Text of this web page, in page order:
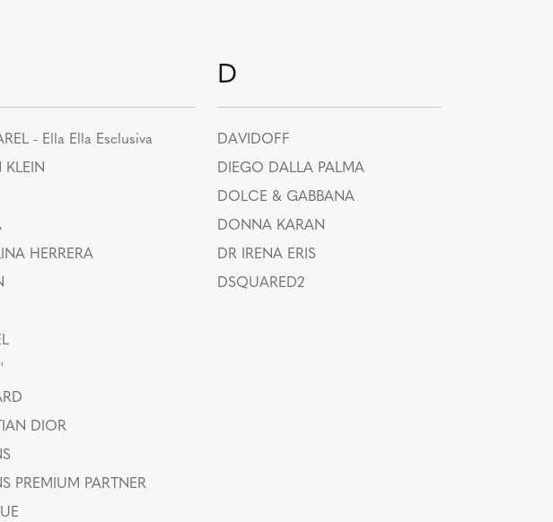
- Ella Ella Esclusiva
KLEIN
HERRERA
DIOR
PREMIUM PARTNER
D
DAVIDOFF
DIEGO DALLA PALMA
DOLCE & GABBANA
DONNA KARAN
DR IRENA ERIS
DSQUARED2